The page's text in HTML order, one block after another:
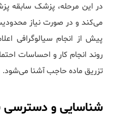
در این مرحله، پزشک سابقه
می‌کند و در صورت نیاز
پیش از انجام سیالوگرافی
روند انجام کار و احساسات
تزریق ماده حاجب آشنا می‌شود.
شناسایی و دسترسی